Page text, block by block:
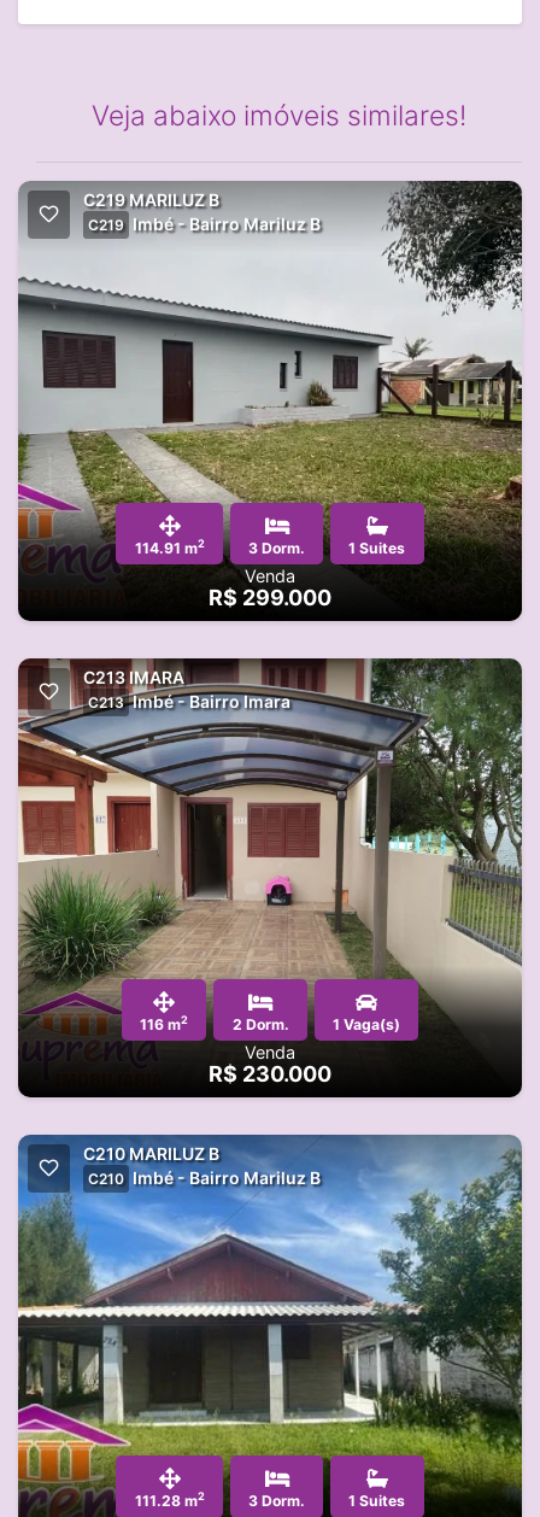
Veja abaixo imóveis similares!
C219 MARILUZ B
C219 Imbé - Bairro Mariluz B
114.91 m2 3 Dorm. 1 Suites
Venda
R$ 299.000
C213 IMARA
C213 Imbé - Bairro Imara
116 m2 2 Dorm. 1 Vaga(s)
Venda
R$ 230.000
C210 MARILUZ B
C210 Imbé - Bairro Mariluz B
111.28 m2 3 Dorm. 1 Suites